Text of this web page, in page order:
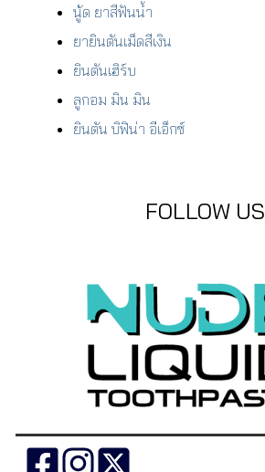
นู้ด ยาสีฟันน้ำ
ยายินตันเม็ดสีเงิน
ยินตันเฮิร์บ
ลูกอม มิน มิน
ยินตัน บิฟิน่า อีเอ็กซ์
FOLLOW US